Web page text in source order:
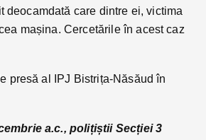
deocamdată care dintre ei, victima
mașina. Cercetările în acest caz
presă al IPJ Bistrița-Năsăud în
a.c., polițiștii Secției 3